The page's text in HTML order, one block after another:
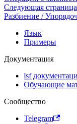
Следующая страница
Разбиение /
Язык
Примеры
Документация
lsf
Обучающие
Сообщество
Telegram